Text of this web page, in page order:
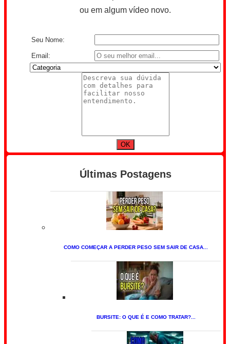
ou em algum vídeo novo.
Seu Nome:
Email:
Últimas Postagens
COMO COMEÇAR A PERDER PESO SEM SAIR DE CASA...
BURSITE: O QUE É E COMO TRATAR?...